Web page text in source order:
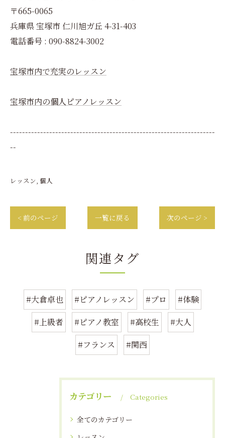
〒665-0065
兵庫県 宝塚市 仁川旭ガ丘 4-31-403
電話番号 : 090-8824-3002
宝塚市内で充実のレッスン
宝塚市内の個人ピアノレッスン
--------------------------------------------------------------------
--
レッスン 個人
< 前のページ 一覧に戻る 次のページ >
関連タグ
#大倉卓也 #ピアノレッスン #プロ
#体験
#上級者
#ピアノ教室 #高校生
#大人
#フランス
#関西
カテゴリー Categories
全てのカテゴリー